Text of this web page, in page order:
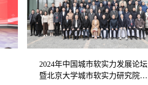
2024年中国城市软实力发展论坛
暨北京大学城市软实力研究院周